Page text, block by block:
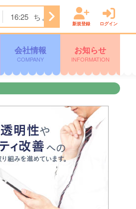
16:25 ちょっとバカりハカってみた!
新規登録 ログイン
会社情報
COMPANY
お知らせ
INFORMATION